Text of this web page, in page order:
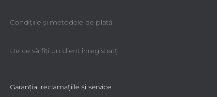
Condiţiile şi metodele de plată
De ce să fiţi un client înregistratţ
Garanţia, reclamaţiile şi service